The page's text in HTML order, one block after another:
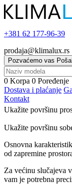
+381 62 177-96-39
prodaja@klimalux.rs
Pozvaćemo vas
0 Korpa 0 Poređenje
Dostava i plaćanje
Kontakt
Ukažite površinu
Ukažite površinu
Osnovna
od zapremine
Za većinu slučajeva
vam je potrebna